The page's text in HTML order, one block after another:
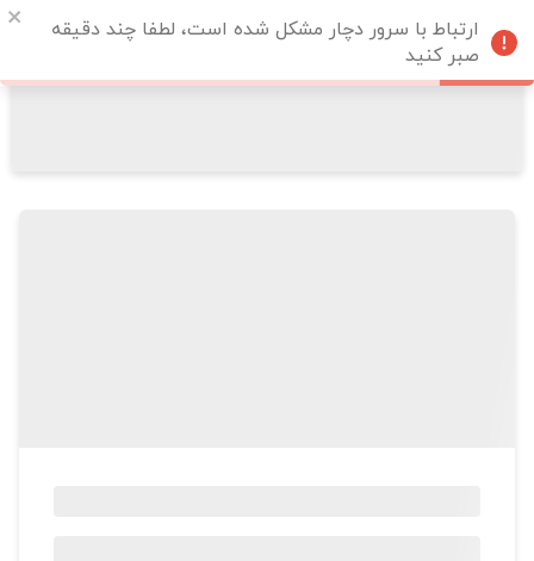
ارتباط با سرور دچار مشکل شده است، لطفا چند دقیقه
صبر کنید